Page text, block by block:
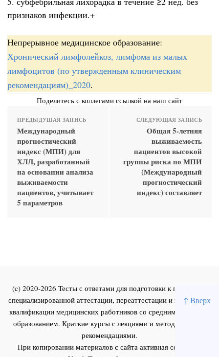
↑ Вверх
признаков инфекции.+
Непрерывное медицинское образование:
Хронический лимфолейкоз, лимфома из малых
лимфоцитов (по утвержденным клиническим
рекомендациям)_2020.
Поделитесь с коллегами ссылкой на наш сайт
ПРЕДЫДУЩАЯ ЗАПИСЬ
Международный
прогностический
индекс (МПИ) для
ХЛЛ, разработанный
на основании анализа
выживаемости
пациентов, учитывает
5 параметров
СЛЕДУЮЩАЯ ЗАПИСЬ
Общая 5-летняя
выживаемость
пациентов высокой
группы риска по МПИ
(Международный
прогностический
индекс) составляет
(c) 2020-2026 Тесты с ответами для подготовки к первичной
специализированной аттестации, переаттестации и повышения
квалификации медицинских работников со средним и высшим
образованием. Краткие курсы с лекциями и методическими
рекомендациями.
При копировании материалов с сайта активная ссылка на